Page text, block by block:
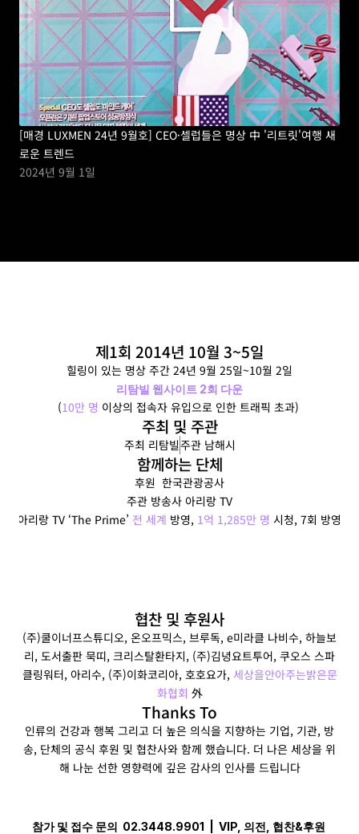
[매경 LUXMEN 24년 9월호] CEO·셀럽들은 명상 中 '리트릿'여행 새
로운 트렌드
2024년 9월 1일
제1회 2014년 10월 3~5일
힐링이 있는 명상 주간 24년 9월 25일~10월 2일
리탐빌 웹사이트 2회 다운
(10만 명 이상의 접속자 유입으로 인한 트래픽 초과)
주최 및 주관
주최 리탐빌주관 남해시
함께하는 단체
후원  한국관광공사
주관 방송사 아리랑 TV
(아리랑 TV ‘The Prime’ 전 세계 방영, 1억 1,285만 명 시청, 7회 방영)
협찬 및 후원사
(주)쿨이너프스튜디오, 온오프믹스, 브루독, e미라클 나비수, 하늘보
리, 도서출판 묵띠, 크리스탈환타지, (주)김녕요트투어, 쿠오스 스파
클링워터, 아리수, (주)이화코리아, 호호요가, 세상을안아주는밝은문
화협회 外
Thanks To
인류의 건강과 행복 그리고 더 높은 의식을 지향하는 기업, 기관, 방
송, 단체의 공식 후원 및 협찬사와 함께 했습니다. 더 나은 세상을 위
해 나눈 선한 영향력에 깊은 감사의 인사를 드립니다
참가 및 접수 문의  02.3448.9901  |  VIP, 의전, 협찬&후원